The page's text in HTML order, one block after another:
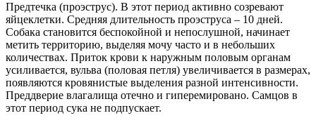
Предтечка (проэструс). В этот период активно созревают
яйцеклетки. Средняя длительность проэструса – 10 дней.
Собака становится беспокойной и непослушной, начинает
метить территорию, выделяя мочу часто и в небольших
количествах. Приток крови к наружным половым органам
усиливается, вульва (половая петля) увеличивается в размерах,
появляются кровянистые выделения разной интенсивности.
Преддверие влагалища отечно и гиперемировано. Самцов в
этот период сука не подпускает.